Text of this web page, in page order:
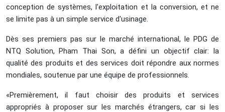
conception de systèmes, l'exploitation et la conversion, et ne
se limite pas à un simple service d'usinage.
Dès ses premiers pas sur le marché international, le PDG de
NTQ Solution, Pham Thai Son, a défini un objectif clair: la
qualité des produits et des services doit répondre aux normes
mondiales, soutenue par une équipe de professionnels.
«Premièrement, il faut choisir des produits et services
appropriés à proposer sur les marchés étrangers, car si les